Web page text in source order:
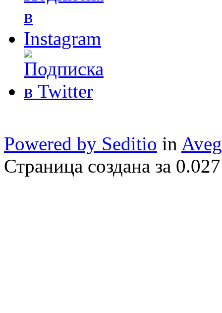
Powered by Seditio in
Страница создана за